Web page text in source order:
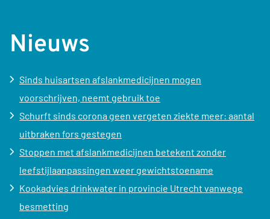
Nieuws
Sinds huisartsen afslankmedicijnen mogen
voorschrijven, neemt gebruik toe
Schurft sinds corona geen vergeten ziekte meer: aantal
uitbraken fors gestegen
Stoppen met afslankmedicijnen betekent zonder
leefstijlaanpassingen weer gewichtstoename
Kookadvies drinkwater in provincie Utrecht vanwege
besmetting